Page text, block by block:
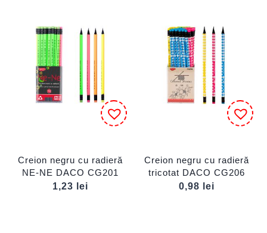
Creion negru cu radieră
NE-NE DACO CG201
1,23
lei
Creion negru cu radieră
tricotat DACO CG206
0,98
lei